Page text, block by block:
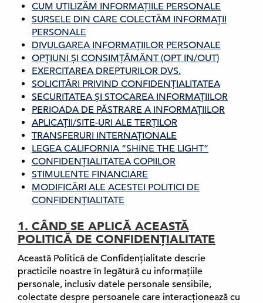
CUM UTILIZĂM INFORMAȚIILE PERSONALE
SURSELE DIN CARE COLECTĂM INFORMAȚII
PERSONALE
DIVULGAREA INFORMAȚIILOR PERSONALE
OPȚIUNI ȘI CONSIMȚĂMÂNT (OPT IN/OUT)
EXERCITAREA DREPTURILOR DVS.
SOLICITĂRI PRIVIND CONFIDENȚIALITATEA
SECURITATEA ȘI STOCAREA INFORMAȚIILOR
PERIOADA DE PĂSTRARE A INFORMAȚIILOR
APLICAȚII/SITE-URI ALE TERȚILOR
TRANSFERURI INTERNAȚIONALE
LEGEA CALIFORNIA “SHINE THE LIGHT”
CONFIDENȚIALITATEA COPIILOR
STIMULENTE FINANCIARE
MODIFICĂRI ALE ACESTEI POLITICI DE
CONFIDENȚIALITATE
1. CÂND SE APLICĂ ACEASTĂ
POLITICĂ DE CONFIDENȚIALITATE
Această Politică de Confidențialitate descrie
practicile noastre în legătură cu informațiile
personale, inclusiv datele personale sensibile,
colectate despre persoanele care interacționează cu